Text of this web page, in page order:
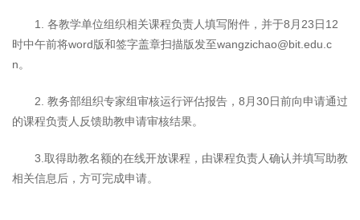
1. 各教学单位组织相关课程负责人填写附件，并于8月23日12
时中午前将word版和签字盖章扫描版发至wangzichao@bit.edu.c
n。
2. 教务部组织专家组审核运行评估报告，8月30日前向申请通过
的课程负责人反馈助教申请审核结果。
3.取得助教名额的在线开放课程，由课程负责人确认并填写助教
相关信息后，方可完成申请。